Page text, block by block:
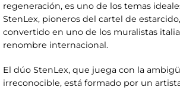
regeneración, es uno de los temas
StenLex, pioneros del cartel de
convertido en uno de los muralistas
renombre internacional.
El dúo StenLex, que juega con la
irreconocible, está formado por un